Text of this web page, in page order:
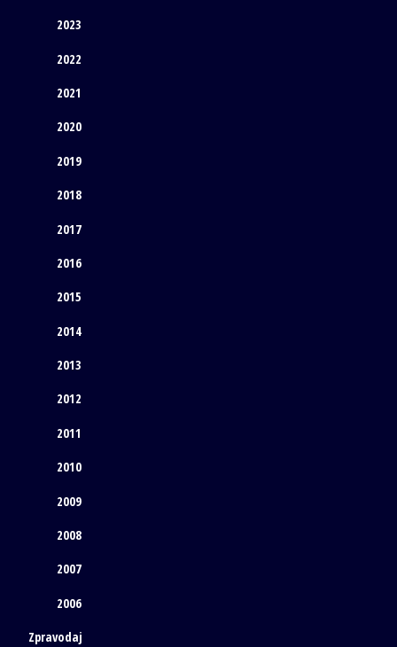
2023
2022
2021
2020
2019
2018
2017
2016
2015
2014
2013
2012
2011
2010
2009
2008
2007
2006
Zpravodaj